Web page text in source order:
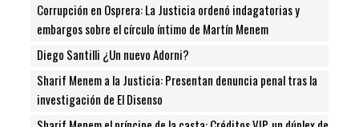
Corrupción en Osprera: La Justicia ordenó indagatorias y
embargos sobre el círculo íntimo de Martín Menem
Diego Santilli ¿Un nuevo Adorni?
Sharif Menem a la Justicia: Presentan denuncia penal tras la
investigación de El Disenso